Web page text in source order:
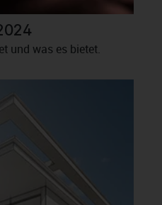
und was es bietet.